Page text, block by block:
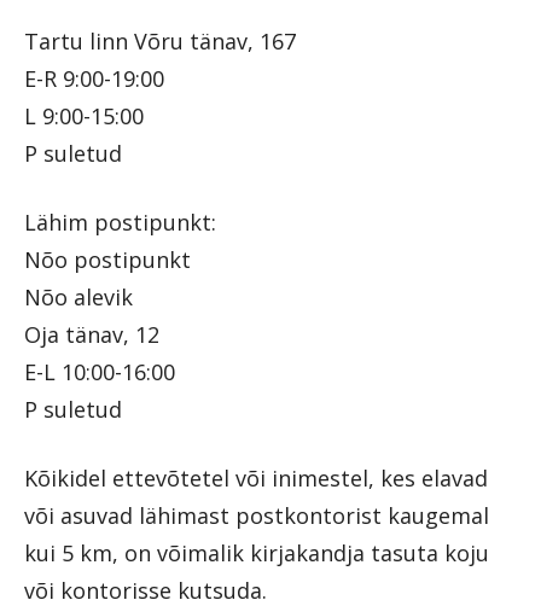
Tartu linn Võru tänav, 167
E-R 9:00-19:00
L 9:00-15:00
P suletud
Lähim postipunkt:
Nõo postipunkt
Nõo alevik
Oja tänav, 12
E-L 10:00-16:00
P suletud
Kõikidel ettevõtetel või inimestel, kes elavad
või asuvad lähimast postkontorist kaugemal
kui 5 km, on võimalik kirjakandja tasuta koju
või kontorisse kutsuda.